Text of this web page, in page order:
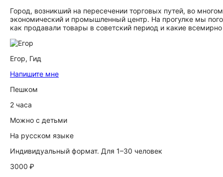
Город, возникший на пересечении торговых путей, во
экономический и промышленный центр. На прогулке мы
как продавали товары в советский период и какие
Егор, Гид
Напишите мне
Пешком
2 часа
Можно с детьми
На русском языке
Индивидуальный формат. Для 1–30 человек
3000 ₽